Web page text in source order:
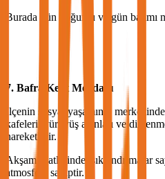
Burada gün doğumu ve gün batımı
7. Bafra Kent Meydanı
İlçenin sosyal yaşamının
kafeleri, yürüyüş alanları ve
hareketlidir.
Akşam saatlerinde ışıklandırmalar
atmosfere sahiptir.